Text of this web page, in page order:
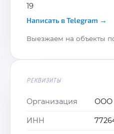
19
Написать в Telegram →
Выезжаем на объекты
РЕКВИЗИТЫ
Организация ООО
ИНН